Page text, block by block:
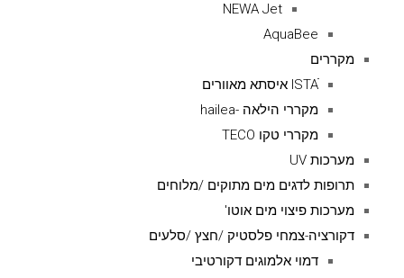
NEWA Jet
AquaBee
מקררים
ISTAׁׂ איסתא מאוורים
מקררי הילאה -hailea
מקררי טקו TECO
מערכות UV
תרופות לדגים מים מתוקים /מלוחים
מערכות פיצוי מים אוטו'
דקורציה-צמחי פלסטיק /חצץ /סלעים
דמוי אלמוגים דקורטיבי